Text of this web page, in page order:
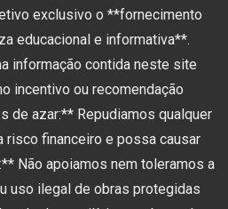
exclusivo o **fornecimento
educacional e informativa**.
informação contida neste site
incentivo ou recomendação
de azar:** Repudiamos qualquer
risco financeiro e possa causar
Não apoiamos nem toleramos a
uso ilegal de obras protegidas